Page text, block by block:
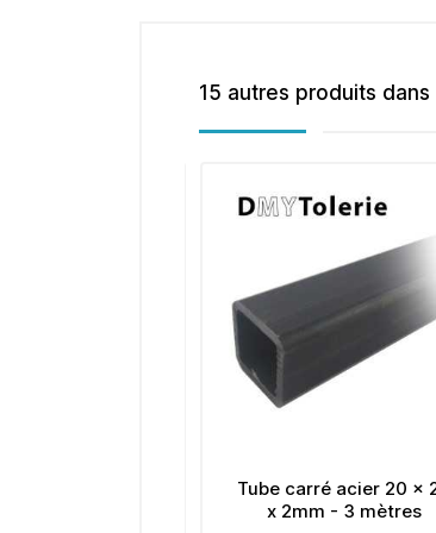
15 autres produits
Tube carré
x 3 mm - 3